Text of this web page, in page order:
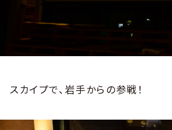
スカイプで、岩手からの参戦！